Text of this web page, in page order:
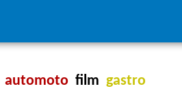
automoto film gastro